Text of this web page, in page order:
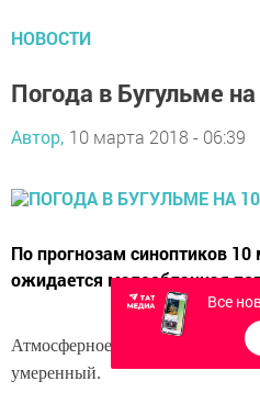
НОВОСТИ
Погода в Бугульме
Автор, 10 марта 2018 - 06:39
По прогнозам синоптиков 10
ожидается малооблачная
Атмосферное давление
умеренный.
Все